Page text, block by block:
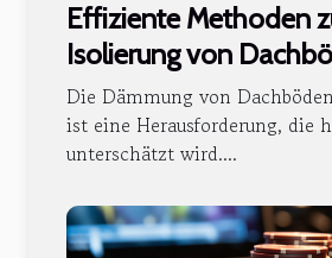
Effiziente Methoden
Isolierung von
Altbauten
Die Dämmung von
ist eine Herausforderung, die
unterschätzt wird....